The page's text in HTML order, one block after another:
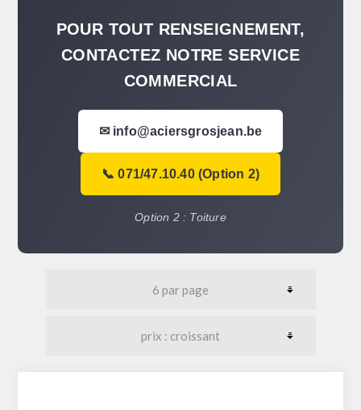
POUR TOUT RENSEIGNEMENT,
CONTACTEZ NOTRE SERVICE
COMMERCIAL
✉ info@aciersgrosjean.be
📞 071/47.10.40 (Option 2)
Option 2 : Toiture